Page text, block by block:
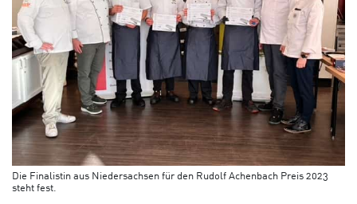
Die Finalistin aus Niedersachsen für den Rudolf Achenbach Preis 2023
steht fest.